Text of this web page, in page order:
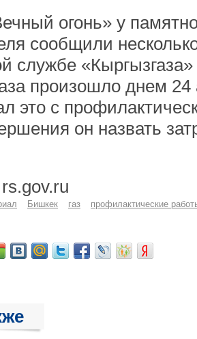
огонь» у
сообщили
службе
произошло днем
это с
он назвать
Бишкек газ профилактические